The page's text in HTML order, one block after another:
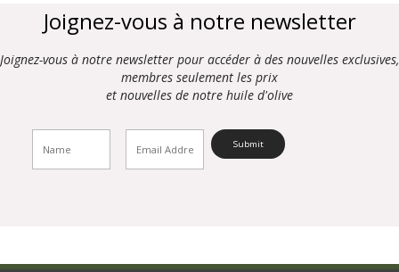
Joignez-vous à notre newsletter
Joignez-vous à notre newsletter pour accéder à des nouvelles exclusives,
membres seulement les prix
et nouvelles de notre huile d'olive